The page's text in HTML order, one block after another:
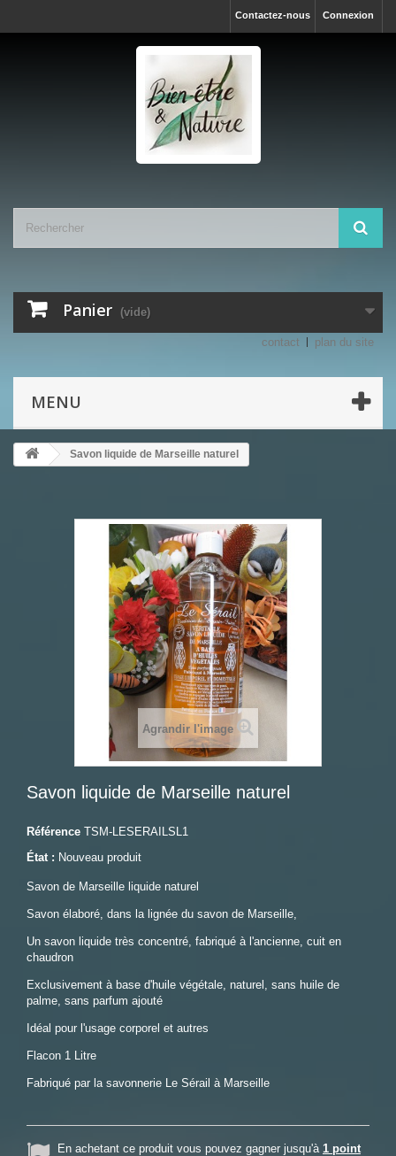
Connexion
Contactez-nous
Panier (vide)
contact plan du site
MENU
Savon liquide de Marseille naturel
Agrandir l'image
Savon liquide de Marseille naturel
Référence TSM-LESERAILSL1
État : Nouveau produit
Savon de Marseille liquide naturel
Savon élaboré, dans la lignée du savon de Marseille,
Un savon liquide très concentré, fabriqué à l'ancienne, cuit en
chaudron
Exclusivement à base d'huile végétale, naturel, sans huile de
palme, sans parfum ajouté
Idéal pour l'usage corporel et autres
Flacon 1 Litre
Fabriqué par la savonnerie Le Sérail à Marseille
En achetant ce produit vous pouvez gagner jusqu'à 1 point